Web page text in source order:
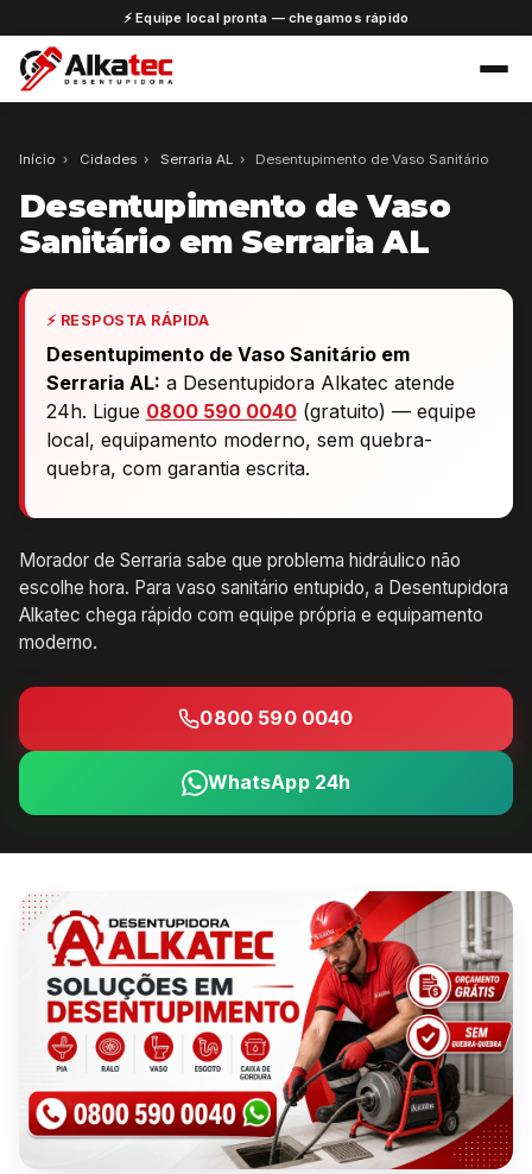
⚡ Equipe local pronta — chegamos rápido
Início › Cidades › Serraria AL › Desentupimento de Vaso Sanitário
Desentupimento de Vaso
Sanitário em Serraria AL
⚡ RESPOSTA RÁPIDA
Desentupimento de Vaso Sanitário em
Serraria AL: a Desentupidora Alkatec atende
24h. Ligue 0800 590 0040(gratuito) — equipe
local, equipamento moderno, sem quebra-
quebra, com garantia escrita.
Morador de Serraria sabe que problema hidráulico não
escolhe hora. Para vaso sanitário entupido, a Desentupidora
Alkatec chega rápido com equipe própria e equipamento
moderno.
0800 590 0040
WhatsApp 24h